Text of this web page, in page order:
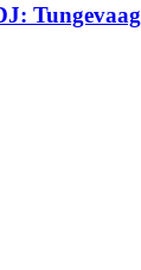
Tungevaag